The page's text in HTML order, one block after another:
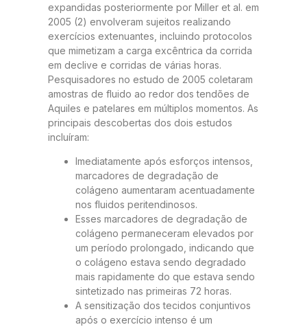
expandidas posteriormente por Miller et al. em
2005 (2) envolveram sujeitos realizando
exercícios extenuantes, incluindo protocolos
que mimetizam a carga excêntrica da corrida
em declive e corridas de várias horas.
Pesquisadores no estudo de 2005 coletaram
amostras de fluido ao redor dos tendões de
Aquiles e patelares em múltiplos momentos. As
principais descobertas dos dois estudos
incluíram:
Imediatamente após esforços intensos,
marcadores de degradação de
colágeno aumentaram acentuadamente
nos fluidos peritendinosos.
Esses marcadores de degradação de
colágeno permaneceram elevados por
um período prolongado, indicando que
o colágeno estava sendo degradado
mais rapidamente do que estava sendo
sintetizado nas primeiras 72 horas.
A sensitização dos tecidos conjuntivos
após o exercício intenso é um